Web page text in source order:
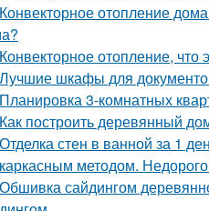
Конвекторное отопление
Конвекторное отопление, что
Лучшие шкафы для
Планировка 3-комнатных
Как построить деревянный
Отделка стен в ванной за 1
методом.
Обшивка сайдингом